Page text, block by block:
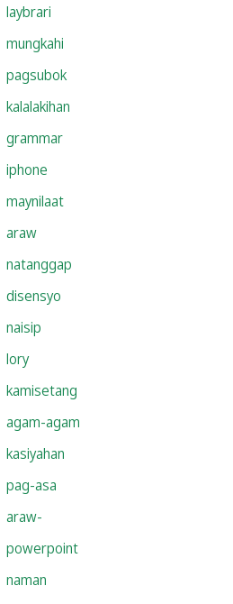
laybrari
mungkahi
pagsubok
kalalakihan
grammar
iphone
maynilaat
araw
natanggap
disensyo
naisip
lory
kamisetang
agam-agam
kasiyahan
pag-asa
araw-
powerpoint
naman